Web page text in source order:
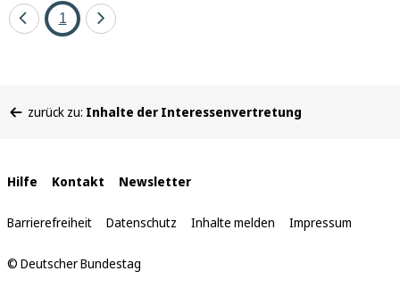
EineSeite
1
Eine
befinden
zurück zu: Inhalte der Interessenvertretung
Interne
Links
Hilfe Kontakt Newsletter
Barrierefreiheit Datenschutz Inhalte melden Impressum
© Deutscher Bundestag